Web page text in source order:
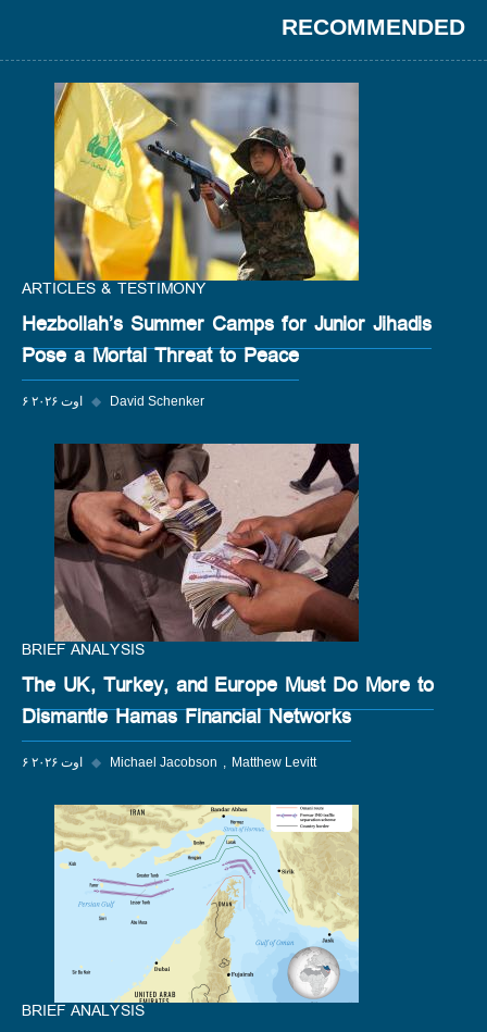
RECOMMENDED
ARTICLES & TESTIMONY
Hezbollah’s Summer Camps for Junior Jihadis
Pose a Mortal Threat to Peace
۶ اوت ۲۰۲۶ ◆ David Schenker
BRIEF ANALYSIS
The UK, Turkey, and Europe Must Do More to
Dismantle Hamas Financial Networks
۶ اوت ۲۰۲۶ ◆ Michael Jacobson Matthew Levitt
BRIEF ANALYSIS